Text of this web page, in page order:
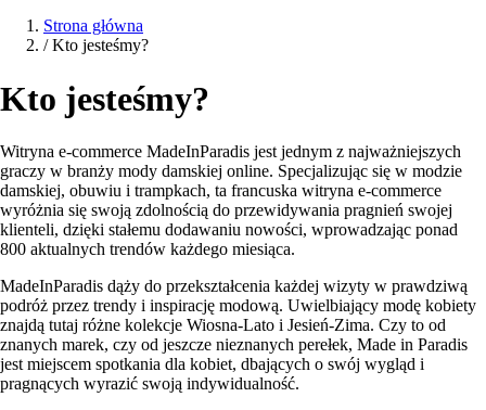
Strona główna
/ Kto jesteśmy?
Kto jesteśmy?
Witryna e-commerce MadeInParadis jest jednym z najważniejszych
graczy w branży mody damskiej online. Specjalizując się w modzie
damskiej, obuwiu i trampkach, ta francuska witryna e-commerce
wyróżnia się swoją zdolnością do przewidywania pragnień swojej
klienteli, dzięki stałemu dodawaniu nowości, wprowadzając ponad
800 aktualnych trendów każdego miesiąca.
MadeInParadis dąży do przekształcenia każdej wizyty w prawdziwą
podróż przez trendy i inspirację modową. Uwielbiający modę kobiety
znajdą tutaj różne kolekcje Wiosna-Lato i Jesień-Zima. Czy to od
znanych marek, czy od jeszcze nieznanych perełek, Made in Paradis
jest miejscem spotkania dla kobiet, dbających o swój wygląd i
pragnących wyrazić swoją indywidualność.